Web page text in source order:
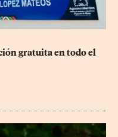
gratuita en todo el